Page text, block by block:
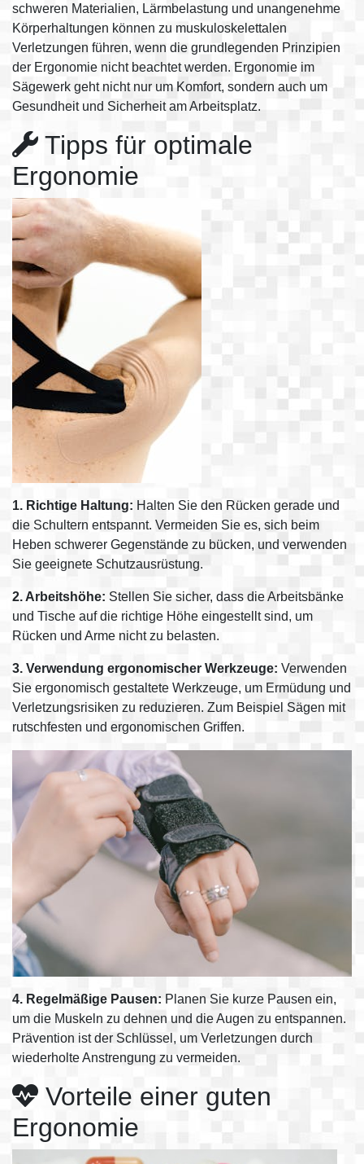
schweren Materialien, Lärmbelastung und unangenehme
Körperhaltungen können zu muskuloskelettalen
Verletzungen führen, wenn die grundlegenden Prinzipien
der Ergonomie nicht beachtet werden. Ergonomie im
Sägewerk geht nicht nur um Komfort, sondern auch um
Gesundheit und Sicherheit am Arbeitsplatz.
Tipps für optimale
Ergonomie
1. Richtige Haltung: Halten Sie den Rücken gerade und
die Schultern entspannt. Vermeiden Sie es, sich beim
Heben schwerer Gegenstände zu bücken, und verwenden
Sie geeignete Schutzausrüstung.
2. Arbeitshöhe: Stellen Sie sicher, dass die Arbeitsbänke
und Tische auf die richtige Höhe eingestellt sind, um
Rücken und Arme nicht zu belasten.
3. Verwendung ergonomischer Werkzeuge: Verwenden
Sie ergonomisch gestaltete Werkzeuge, um Ermüdung und
Verletzungsrisiken zu reduzieren. Zum Beispiel Sägen mit
rutschfesten und ergonomischen Griffen.
4. Regelmäßige Pausen: Planen Sie kurze Pausen ein,
um die Muskeln zu dehnen und die Augen zu entspannen.
Prävention ist der Schlüssel, um Verletzungen durch
wiederholte Anstrengung zu vermeiden.
Vorteile einer guten
Ergonomie